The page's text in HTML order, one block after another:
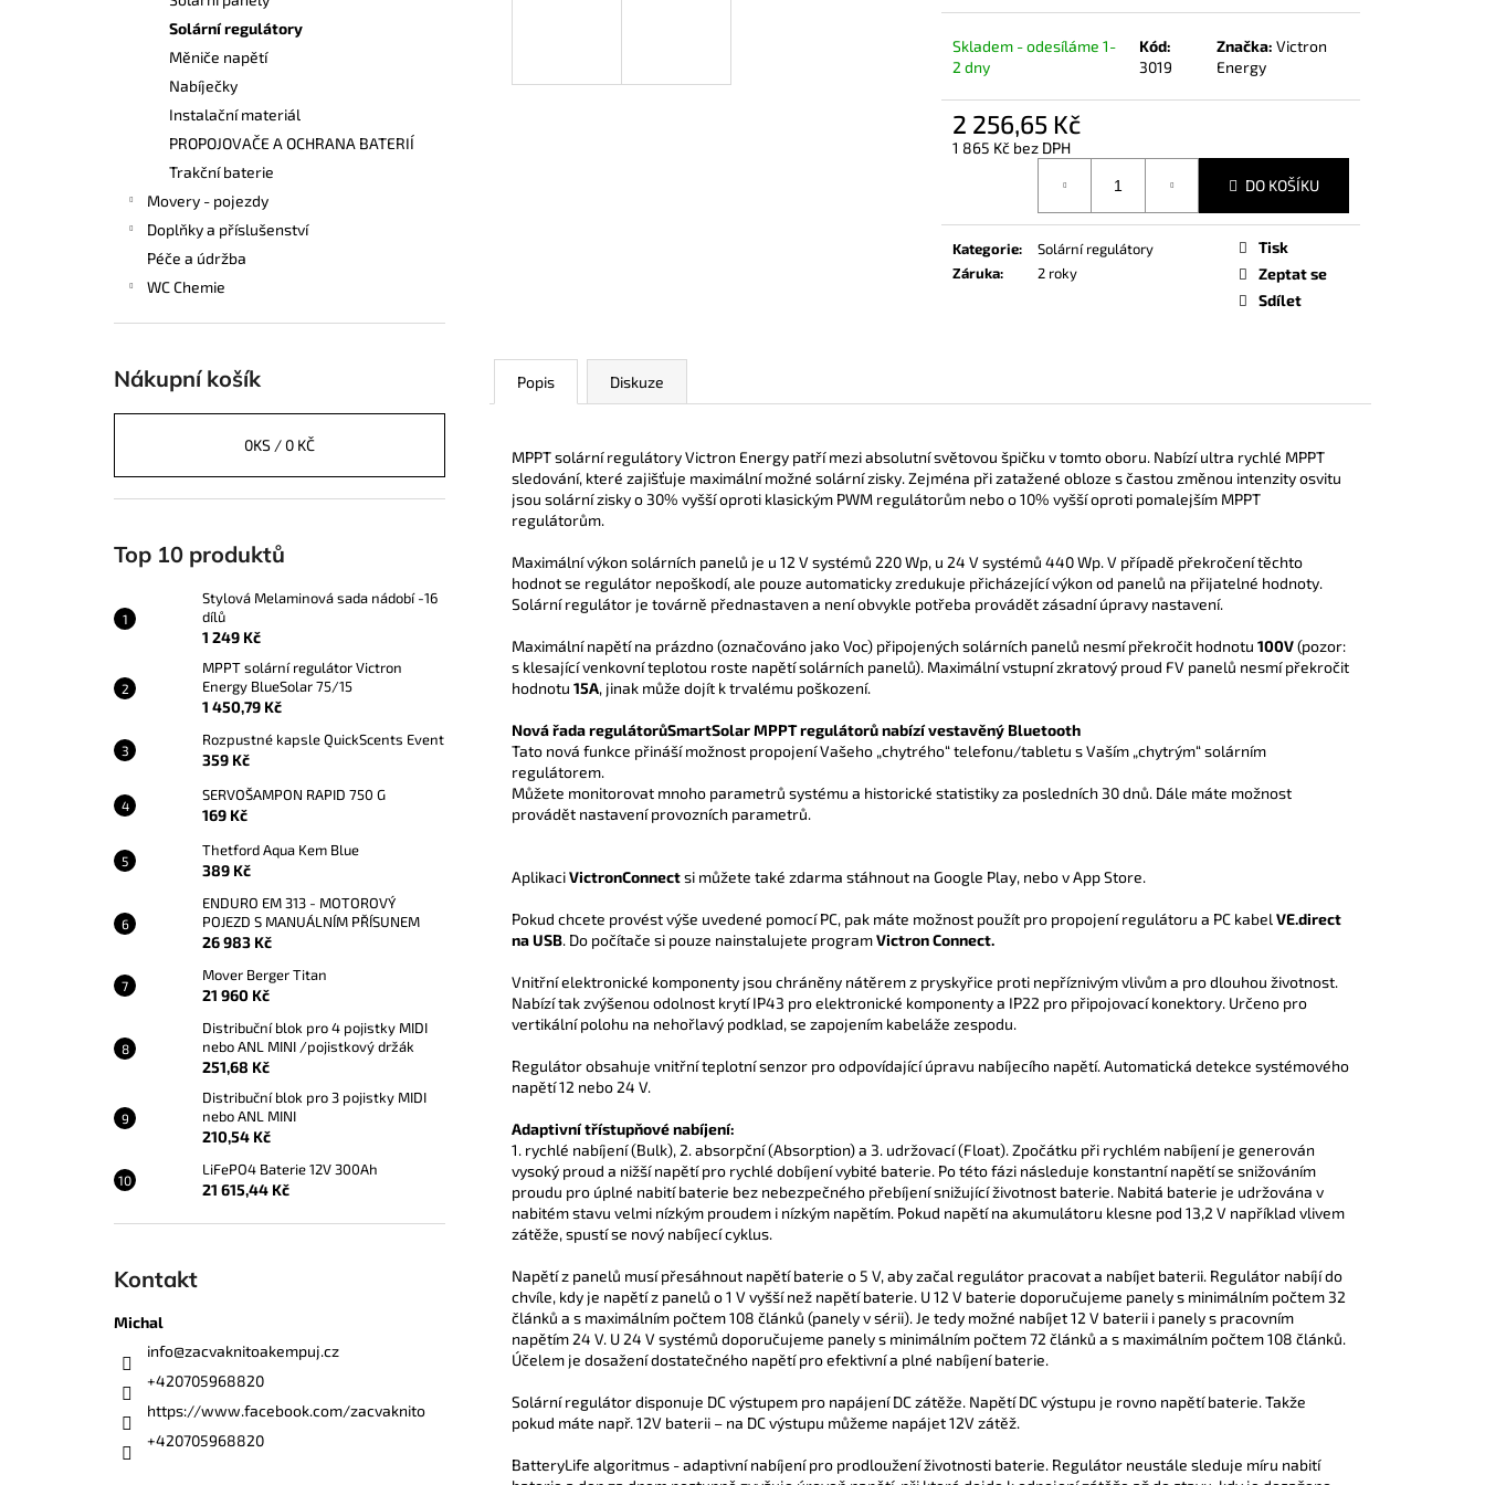
Solární regulátory
Měniče napětí
Nabíječky
Instalační materiál
PROPOJOVAČE A OCHRANA BATERIÍ
Trakční baterie
Movery - pojezdy
Doplňky a příslušenství
Péče a údržba
WC Chemie
Nákupní košík
0KS / 0 KČ
Top 10 produktů
Stylová Melaminová sada nádobí -16
dílů
1 249 Kč
MPPT solární regulátor Victron
Energy BlueSolar 75/15
1 450,79 Kč
Rozpustné kapsle QuickScents Event
359 Kč
SERVOŠAMPON RAPID 750 G
169 Kč
Thetford Aqua Kem Blue
389 Kč
ENDURO EM 313 - MOTOROVÝ
POJEZD S MANUÁLNÍM PŘÍSUNEM
26 983 Kč
Mover Berger Titan
21 960 Kč
Distribuční blok pro 4 pojistky MIDI
nebo ANL MINI /pojistkový držák
251,68 Kč
Distribuční blok pro 3 pojistky MIDI
nebo ANL MINI
210,54 Kč
LiFePO4 Baterie 12V 300Ah
21 615,44 Kč
Kontakt
Michal
info@zacvaknitoakempuj.cz
+420705968820
https://www.facebook.com/zacvaknito
+420705968820
Skladem - odesíláme 1-
2 dny
Kód:
3019
Značka:Victron
Energy
2 256,65 Kč
1 865 Kč bez DPH
DO KOŠÍKU
Kategorie:
Solární regulátory
Záruka: 2 roky
Tisk
Zeptat se
Sdílet
Popis Diskuze
MPPT solární regulátory Victron Energy patří mezi absolutní světovou špičku v tomto oboru. Nabízí ultra rychlé MPPT
sledování, které zajišťuje maximální možné solární zisky. Zejména při zatažené obloze s častou změnou intenzity osvitu
jsou solární zisky o 30% vyšší oproti klasickým PWM regulátorům nebo o 10% vyšší oproti pomalejším MPPT
regulátorům.
Maximální výkon solárních panelů je u 12 V systémů 220 Wp, u 24 V systémů 440 Wp. V případě překročení těchto
hodnot se regulátor nepoškodí, ale pouze automaticky zredukuje přicházející výkon od panelů na přijatelné hodnoty.
Solární regulátor je továrně přednastaven a není obvykle potřeba provádět zásadní úpravy nastavení.
Maximální napětí na prázdno (označováno jako Voc) připojených solárních panelů nesmí překročit hodnotu 100V(pozor:
s klesající venkovní teplotou roste napětí solárních panelů). Maximální vstupní zkratový proud FV panelů nesmí překročit
hodnotu 15A, jinak může dojít k trvalému poškození.
Nová řada regulátorůSmartSolar MPPT regulátorů nabízí vestavěný Bluetooth
Tato nová funkce přináší možnost propojení Vašeho „chytrého“ telefonu/tabletu s Vaším „chytrým“ solárním
regulátorem.
Můžete monitorovat mnoho parametrů systému a historické statistiky za posledních 30 dnů. Dále máte možnost
provádět nastavení provozních parametrů.
AplikaciVictronConnectsi můžete také zdarma stáhnout na Google Play, nebo v App Store.
Pokud chcete provést výše uvedené pomocí PC, pak máte možnost použít pro propojení regulátoru a PC kabel VE.direct
na USB. Do počítače si pouze nainstalujete programVictron Connect.
Vnitřní elektronické komponenty jsou chráněny nátěrem z pryskyřice proti nepříznivým vlivům a pro dlouhou životnost.
Nabízí tak zvýšenou odolnost krytí IP43 pro elektronické komponenty a IP22 pro připojovací konektory. Určeno pro
vertikální polohu na nehořlavý podklad, se zapojením kabeláže zespodu.
Regulátor obsahuje vnitřní teplotní senzor pro odpovídající úpravu nabíjecího napětí. Automatická detekce systémového
napětí 12 nebo 24 V.
Adaptivní třístupňové nabíjení:
1. rychlé nabíjení (Bulk), 2. absorpční (Absorption) a 3. udržovací (Float). Zpočátku při rychlém nabíjení je generován
vysoký proud a nižší napětí pro rychlé dobíjení vybité baterie. Po této fázi následuje konstantní napětí se snižováním
proudu pro úplné nabití baterie bez nebezpečného přebíjení snižující životnost baterie. Nabitá baterie je udržována v
nabitém stavu velmi nízkým proudem i nízkým napětím. Pokud napětí na akumulátoru klesne pod 13,2 V například vlivem
zátěže, spustí se nový nabíjecí cyklus.
Napětí z panelů musí přesáhnout napětí baterie o 5 V, aby začal regulátor pracovat a nabíjet baterii. Regulátor nabíjí do
chvíle, kdy je napětí z panelů o 1 V vyšší než napětí baterie. U 12 V baterie doporučujeme panely s minimálním počtem 32
článků a s maximálním počtem 108 článků (panely v sérii). Je tedy možné nabíjet 12 V baterii i panely s pracovním
napětím 24 V. U 24 V systémů doporučujeme panely s minimálním počtem 72 článků a s maximálním počtem 108 článků.
Účelem je dosažení dostatečného napětí pro efektivní a plné nabíjení baterie.
Solární regulátor disponuje DC výstupem pro napájení DC zátěže. Napětí DC výstupu je rovno napětí baterie. Takže
pokud máte např. 12V baterii – na DC výstupu můžeme napájet 12V zátěž.
BatteryLife algoritmus - adaptivní nabíjení pro prodloužení životnosti baterie. Regulátor neustále sleduje míru nabití
STYLOVÁ MELAMINOVÁ SADA NÁDOBÍ
-16 DÍLŮ
1 249 Kč
ROZPUSTNÉ KAPSLE QUICKSCENTS